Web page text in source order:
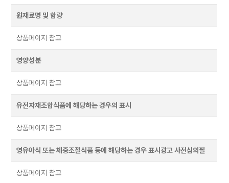
원재료명 및 함량
상품페이지 참고
영양성분
상품페이지 참고
유전자재조합식품에 해당하는 경우의 표시
상품페이지 참고
영유아식 또는 체중조절식품 등에 해당하는 경우 표시광고 사전심의필
상품페이지 참고